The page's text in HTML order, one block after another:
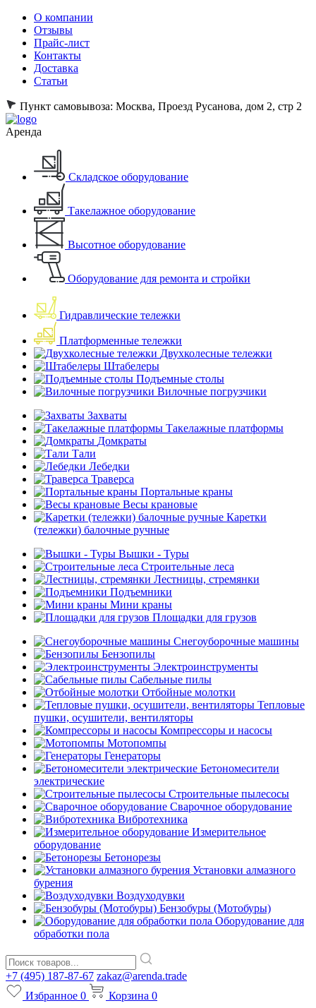
О компании
Отзывы
Прайс-лист
Контакты
Доставка
Статьи
Пункт самовывоза: Москва, Проезд Русанова, дом 2, стр 2
Аренда
Складское оборудование
Такелажное оборудование
Высотное оборудование
Оборудование для ремонта и стройки
Гидравлические тележки
Платформенные тележки
Двухколесные тележки
Штабелеры
Подъемные столы
Вилочные погрузчики
Захваты
Такелажные платформы
Домкраты
Тали
Лебедки
Траверса
Портальные краны
Весы крановые
Каретки
(тележки) балочные ручные
Вышки - Туры
Строительные леса
Лестницы, стремянки
Подъемники
Мини краны
Площадки для грузов
Снегоуборочные машины
Бензопилы
Электроинструменты
Сабельные пилы
Отбойные молотки
Тепловые
пушки, осушители, вентиляторы
Компрессоры и насосы
Мотопомпы
Генераторы
Бетономесители
электрические
Строительные пылесосы
Сварочное оборудование
Вибротехника
Измерительное
оборудование
Бетонорезы
Установки алмазного
бурения
Воздуходувки
Бензобуры (Мотобуры)
Оборудование для
обработки пола
+7 (495) 187-87-67 zakaz@arenda.trade
Избранное 0 Корзина 0